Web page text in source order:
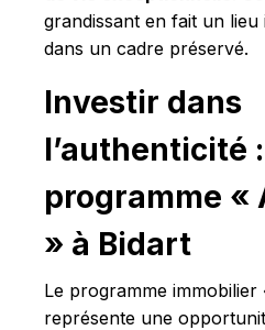
grandissant en fait un lieu
dans un cadre préservé.
Investir dans
l’authenticité
programme «
» à Bidart
Le programme immobilier
représente une